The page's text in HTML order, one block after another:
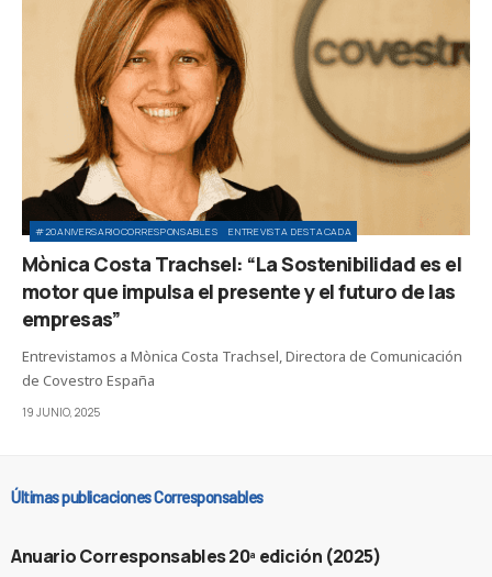
#20ANIVERSARIOCORRESPONSABLES ENTREVISTA DESTACADA
Mònica Costa Trachsel: “La Sostenibilidad es el
motor que impulsa el presente y el futuro de las
empresas”
Entrevistamos a Mònica Costa Trachsel, Directora de Comunicación
de Covestro España
19 JUNIO, 2025
Últimas publicaciones Corresponsables
Anuario Corresponsables 20ª edición (2025)